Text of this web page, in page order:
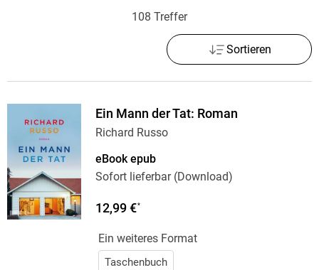
108 Treffer
Sortieren
Ein Mann der Tat: Roman
Richard Russo
eBook epub
Sofort lieferbar (Download)
12,99 €*
Ein weiteres Format
Taschenbuch